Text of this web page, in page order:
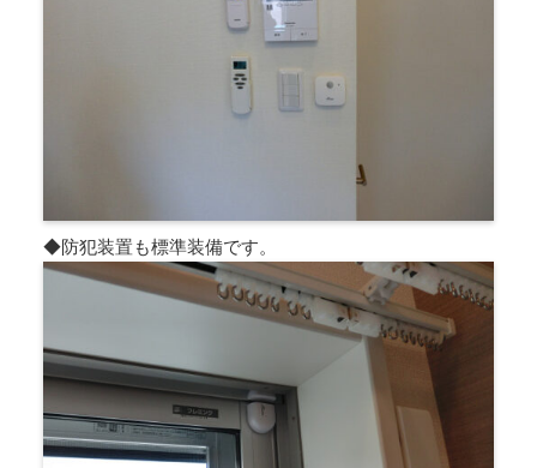
◆防犯装置も標準装備です。